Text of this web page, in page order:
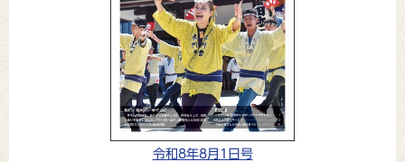
令和8年8月1日号